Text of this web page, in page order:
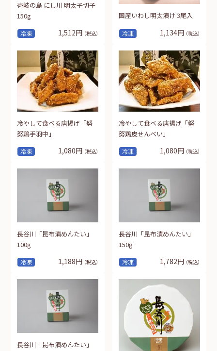
冷凍
壱岐の島 にし川 明太子切子
150g
1,512円 （税込） 冷凍
国産いわし明太漬け 3尾入
1,134円 （税込）
冷凍
冷やして食べる唐揚げ「努
努鶏手羽中」
1,080円 （税込） 冷凍
冷やして食べる唐揚げ「努
努鶏皮せんべい」
1,080円 （税込）
冷凍
長谷川「昆布漬めんたい」
100g
1,188円 （税込） 冷凍
長谷川「昆布漬めんたい」
150g
1,782円 （税込）
長谷川「昆布漬めんたい」